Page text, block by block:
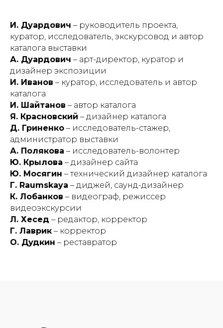
И. Дуардович – руководитель проекта,
куратор, исследователь, экскурсовод и автор
каталога выставки
А. Дуардович – арт-директор, куратор и
дизайнер экспозиции
И. Иванов – куратор, исследователь и автор
каталога
И. Шайтанов – автор каталога
Я. Красновский – дизайнер каталога
Д. Гриненко – исследователь-стажер,
администратор выставки
А. Полякова – исследователь-волонтер
Ю. Крылова – дизайнер сайта
Ю. Мосягин – технический дизайнер каталога
Г. Raumskaya – диджей, саунд-дизайнер
К. Лобанков – видеограф, режиссер
видеоэкскурсии
Л. Хесед – редактор, корректор
Г. Лаврик – корректор
О. Дудкин – реставратор